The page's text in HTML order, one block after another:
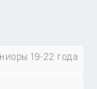
19-22 года